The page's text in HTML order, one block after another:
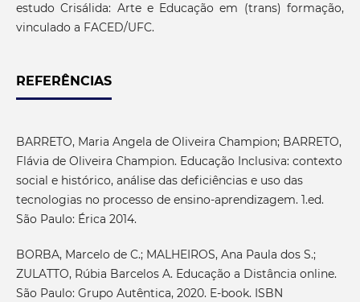
estudo Crisálida: Arte e Educação em (trans) formação,
vinculado a FACED/UFC.
REFERÊNCIAS
BARRETO, Maria Angela de Oliveira Champion; BARRETO,
Flávia de Oliveira Champion. Educação Inclusiva: contexto
social e histórico, análise das deficiências e uso das
tecnologias no processo de ensino-aprendizagem. 1.ed.
São Paulo: Érica 2014.
BORBA, Marcelo de C.; MALHEIROS, Ana Paula dos S.;
ZULATTO, Rúbia Barcelos A. Educação a Distância online.
São Paulo: Grupo Autêntica, 2020. E-book. ISBN